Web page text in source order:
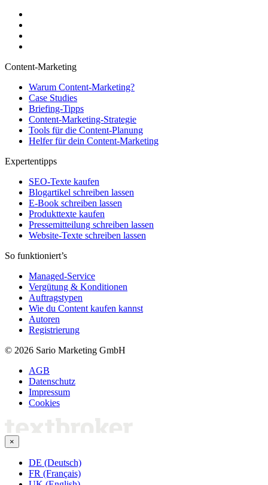
Content-Marketing
Warum Content-Marketing?
Case Studies
Briefing-Tipps
Content-Marketing-Strategie
Tools für die Content-Planung
Helfer für dein Content-Marketing
Expertentipps
SEO-Texte kaufen
Blogartikel schreiben lassen
E-Book schreiben lassen
Produkttexte kaufen
Pressemitteilung schreiben lassen
Website-Texte schreiben lassen
So funktioniert’s
Managed-Service
Vergütung & Konditionen
Auftragstypen
Wie du Content kaufen kannst
Autoren
Registrierung
© 2026 Sario Marketing GmbH
AGB
Datenschutz
Impressum
Cookies
×
DE (Deutsch)
FR (Français)